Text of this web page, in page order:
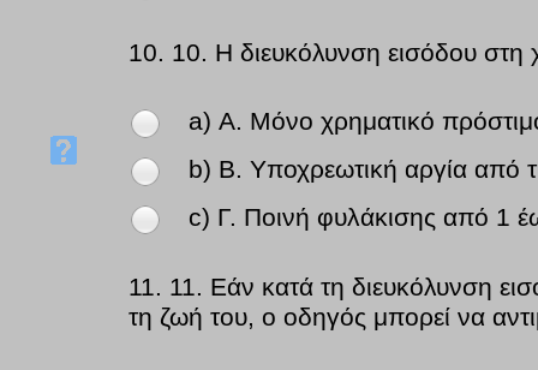
10. 10. Η διευκόλυνση εισόδου
a) Α. Μόνο χρηματικό
b) Β. Υποχρεωτική αργία από
c) Γ. Ποινή φυλάκισης από 1
11. 11. Εάν κατά τη διευκόλυνση
τη ζωή του, ο οδηγός μπορεί να